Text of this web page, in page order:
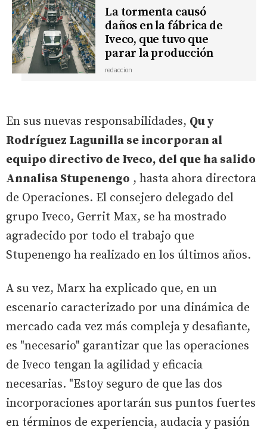
La tormenta causó
daños en la fábrica de
Iveco, que tuvo que
parar la producción
redaccion
En sus nuevas responsabilidades, Qu y
Rodríguez Lagunilla se incorporan al
equipo directivo de Iveco, del que ha salido
Annalisa Stupenengo , hasta ahora directora
de Operaciones. El consejero delegado del
grupo Iveco, Gerrit Max, se ha mostrado
agradecido por todo el trabajo que
Stupenengo ha realizado en los últimos años.
A su vez, Marx ha explicado que, en un
escenario caracterizado por una dinámica de
mercado cada vez más compleja y desafiante,
es "necesario" garantizar que las operaciones
de Iveco tengan la agilidad y eficacia
necesarias. "Estoy seguro de que las dos
incorporaciones aportarán sus puntos fuertes
en términos de experiencia, audacia y pasión